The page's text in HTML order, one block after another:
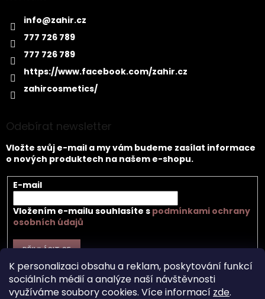
K personalizaci obsahu a reklam, poskytování funkcí
sociálních médií a analýze naší návštěvnosti
využíváme soubory cookies. Více informací zde.
info@zahir.cz
777 726 789
777 726 789
https://www.facebook.com/zahir.cz
zahircosmetics/
Odebírat newsletter
Vložte svůj e-mail a my vám budeme zasílat informace
o nových produktech na našem e-shopu.
E-mail
Vložením e-mailu souhlasíte s podmínkami ochrany
osobních údajů
PŘIHLÁSIT SE